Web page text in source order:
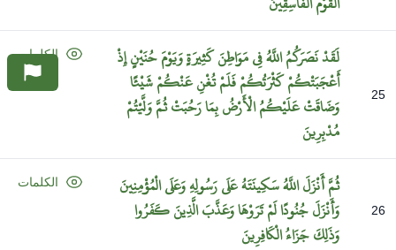
25
لَقَدْنَصَرَكُمُاللَّهُفِيمَوَاطِنَكَثِيرَةٍوَيَوْمَحُنَيْنٍإِذْ
أَعْجَبَتْكُمْكَثْرَتُكُمْفَلَمْتُغْنِعَنْكُمْشَيْئًا
وَضَاقَتْعَلَيْكُمُالْأَرْضُبِمَارَحُبَتْثُمَّوَلَّيْتُمْ
مُدْبِرِينَ
الكلمات
26
ثُمَّأَنْزَلَاللَّهُسَكِينَتَهُعَلَىرَسُولِهِوَعَلَىالْمُؤْمِنِينَ
وَأَنْزَلَجُنُودًالَمْتَرَوْهَاوَعَذَّبَالَّذِينَكَفَرُوا
وَذَلِكَجَزَاءُالْكَافِرِينَ
الكلمات